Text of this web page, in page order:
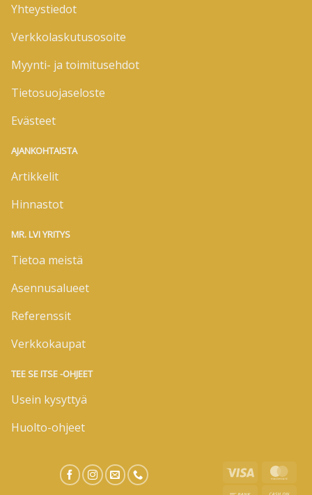
Yhteystiedot
Verkkolaskutusosoite
Myynti- ja toimitusehdot
Tietosuojaseloste
Evästeet
AJANKOHTAISTA
Artikkelit
Hinnastot
MR. LVI YRITYS
Tietoa meistä
Asennusalueet
Referenssit
Verkkokaupat
TEE SE ITSE -OHJEET
Usein kysyttyä
Huolto-ohjeet
Visa